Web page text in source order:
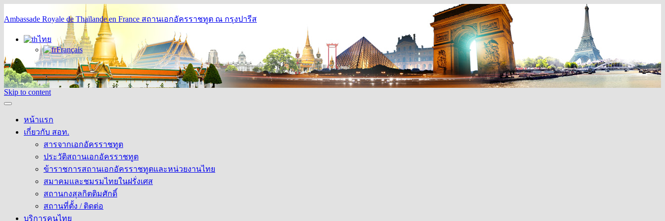
Ambassade Royale de Thaïlande en France สถานเอกอัครราชทูต ณ กรุงปารีส
ไทย
Français
Skip to content
หน้าแรก
เกี่ยวกับ สอท.
สารจากเอกอัครราชทูต
ประวัติสถานเอกอัครราชทูต
ข้าราชการสถานเอกอัครราชทูตและหน่วยงานไทย
สมาคมและชมรมไทยในฝรั่งเศส
สถานกงสุลกิตติมศักดิ์
สถานที่ตั้ง / ติดต่อ
บริการคนไทย